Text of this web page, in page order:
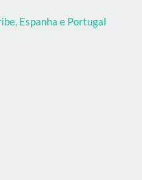
Espanha e Portugal